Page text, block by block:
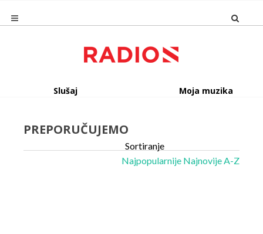
Slušaj Moja muzika
PREPORUČUJEMO
Sortiranje
Najpopularnije NajnovijeA-Z